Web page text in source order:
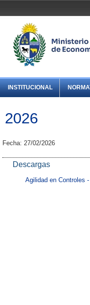
INSTITUCIONAL
2026
Fecha: 27/02/2026
Descargas
Agilidad en Controles